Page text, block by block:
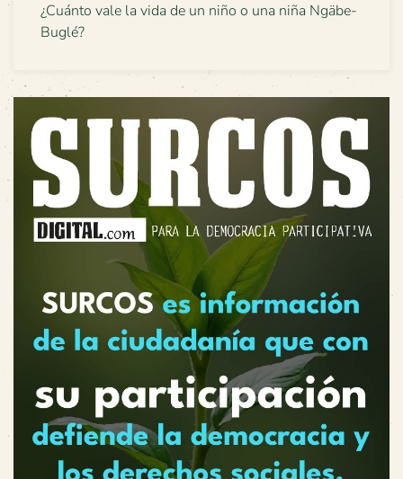
¿Cuánto vale la vida de un niño o una niña Ngäbe-
Buglé?